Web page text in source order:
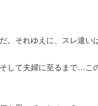
。それゆえに、スレ違い
して夫婦に至るまで…こ